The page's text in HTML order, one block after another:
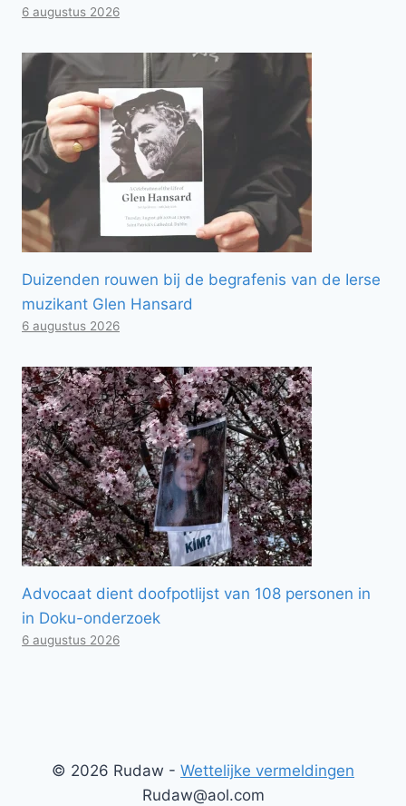
6 augustus 2026
Duizenden rouwen bij de begrafenis van de Ierse
muzikant Glen Hansard
6 augustus 2026
Advocaat dient doofpotlijst van 108 personen in
in Doku-onderzoek
6 augustus 2026
© 2026 Rudaw - Wettelijke vermeldingen
Rudaw@aol.com